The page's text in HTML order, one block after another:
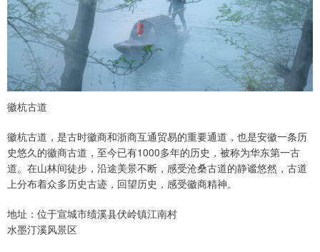
徽杭古道
徽杭古道，是古时徽商和浙商互通贸易的重要通道，也是安徽一条历
史悠久的徽商古道，至今已有1000多年的历史，被称为华东第一古
道。在山林间徒步，沿途美景不断，感受沧桑古道的静谧悠然，古道
上分布着众多历史古迹，回望历史，感受徽商精神。
地址：位于宣城市绩溪县伏岭镇江南村
水墨汀溪风景区